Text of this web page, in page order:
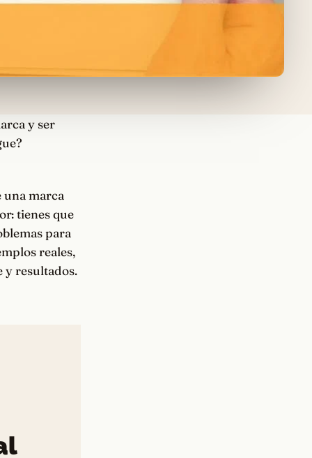
y ser
una marca
tienes que
para
reales,
y resultados.